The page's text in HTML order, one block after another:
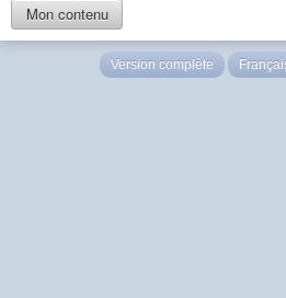
Mon contenu
Version complète